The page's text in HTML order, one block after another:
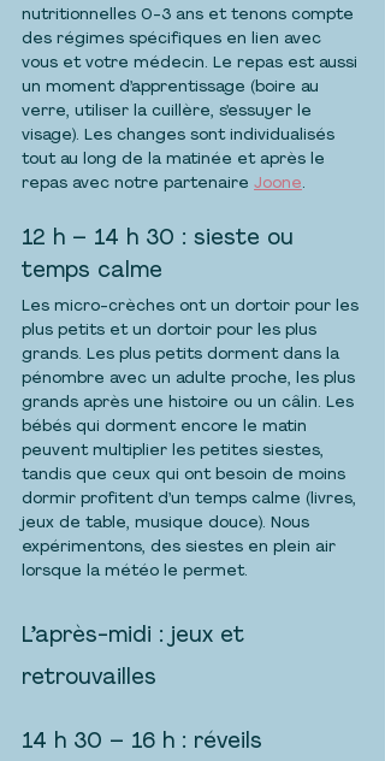
nutritionnelles 0-3 ans et tenons compte
des régimes spécifiques en lien avec
vous et votre médecin. Le repas est aussi
un moment d’apprentissage (boire au
verre, utiliser la cuillère, s’essuyer le
visage). Les changes sont individualisés
tout au long de la matinée et après le
repas avec notre partenaire Joone.
12 h – 14 h 30 : sieste ou
temps calme
Les micro-crèches ont un dortoir pour les
plus petits et un dortoir pour les plus
grands. Les plus petits dorment dans la
pénombre avec un adulte proche, les plus
grands après une histoire ou un câlin. Les
bébés qui dorment encore le matin
peuvent multiplier les petites siestes,
tandis que ceux qui ont besoin de moins
dormir profitent d’un temps calme (livres,
jeux de table, musique douce). Nous
expérimentons, des siestes en plein air
lorsque la météo le permet.
L’après-midi : jeux et
retrouvailles
14 h 30 – 16 h : réveils